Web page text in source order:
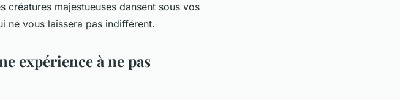
créatures majestueuses dansent sous vos
ne vous laissera pas indifférent.
expérience à ne pas